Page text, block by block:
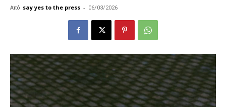
Από say yes to the press - 06/03/2026